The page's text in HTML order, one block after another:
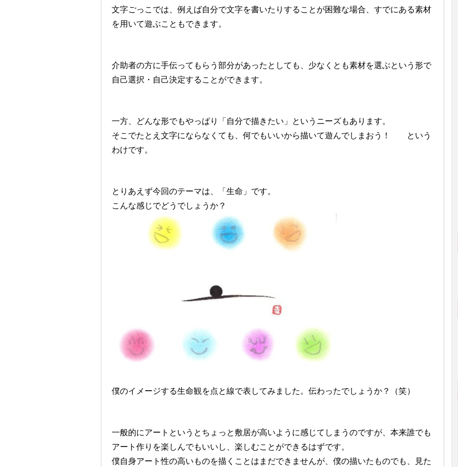
文字ごっこでは、例えば自分で文字を書いたりすることが困難な場合、すでにある素材
を用いて遊ぶこともできます。
介助者の方に手伝ってもらう部分があったとしても、少なくとも素材を選ぶという形で
自己選択・自己決定することができます。
一方、どんな形でもやっぱり「自分で描きたい」というニーズもあります。
そこでたとえ文字にならなくても、何でもいいから描いて遊んでしまおう！ という
わけです。
とりあえず今回のテーマは、「生命」です。
こんな感じでどうでしょうか？
僕のイメージする生命観を点と線で表してみました。伝わったでしょうか？（笑）
一般的にアートというとちょっと敷居が高いように感じてしまうのですが、本来誰でも
アート作りを楽しんでもいいし、楽しむことができるはずです。
僕自身アート性の高いものを描くことはまだできませんが、僕の描いたものでも、見た